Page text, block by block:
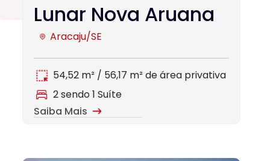
Lunar Nova Aruana
Aracaju/SE
54,52 m² / 56,17 m² de área privativa
2 sendo 1 Suíte
Saiba Mais